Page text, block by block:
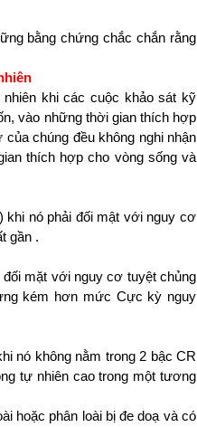
bằng chứng chắc chắn rằng
khi các cuộc khảo sát kỹ
vào những thời gian thích hợp
chúng đều không nghi nhận
thích hợp cho vòng sống và
khi nó phải đối mật với nguy cơ
gần .
đối mặt với nguy cơ tuyệt chủng
kém hơn mức Cực kỳ nguy
nó không nằm trong 2 bậc CR
tự nhiên cao trong một tương
hoặc phân loài bị đe doạ và có